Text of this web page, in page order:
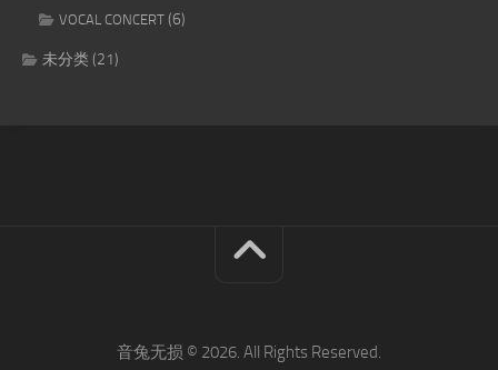
VOCAL CONCERT (6)
未分类(21)
音兔无损 © 2026. All Rights Reserved.